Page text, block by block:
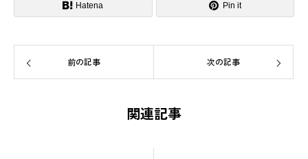
Hatena Pin it
前の記事 次の記事
関連記事